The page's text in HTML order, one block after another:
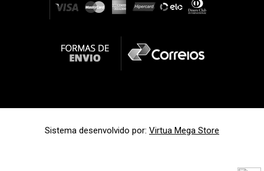
Sistema desenvolvido por: Virtua Mega Store